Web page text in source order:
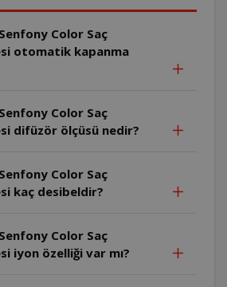
Color Saç
otomatik kapanma
Color Saç
difüzör ölçüsü nedir?
Color Saç
kaç desibeldir?
Color Saç
iyon özelliği var mı?